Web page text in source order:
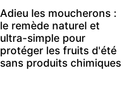
Adieu les moucherons :
le remède naturel et
ultra-simple pour
protéger les fruits d'été
sans produits chimiques